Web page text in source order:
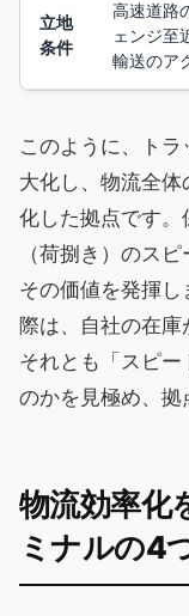
立地
条件
高速道路
ェンジ至
輸送のア
このように、ト
大化し、物流全
化した拠点です。
（荷捌き）のス
その価値を発揮
際は、自社の在庫
それとも「スピ
のかを見極め、拠
物流効率化
ミナルの4